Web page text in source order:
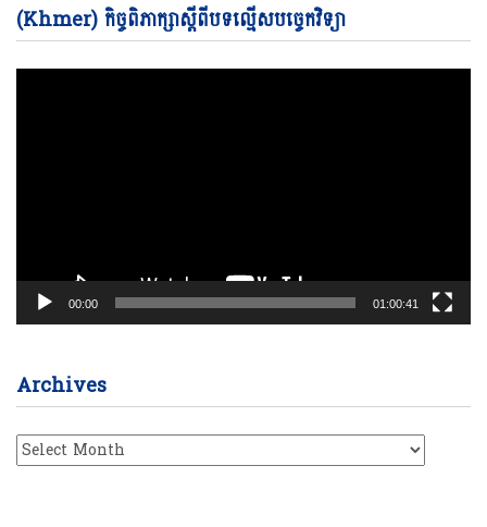
(Khmer) កិច្ចពិភាក្សាស្តីពីបទល្មើសបច្ចេកវិទ្យា
00:00 01:00:41
Archives
Archives